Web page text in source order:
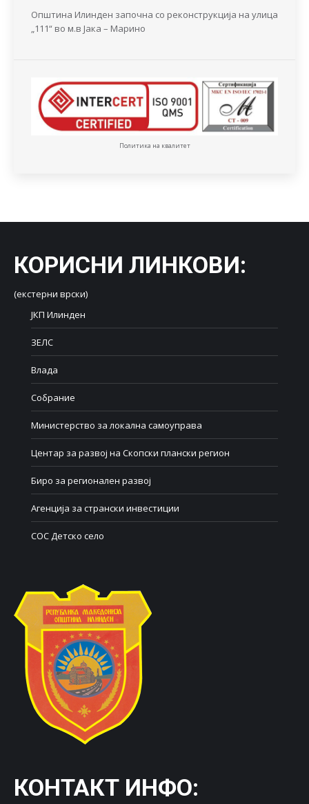
Општина Илинден започна со реконструкција на улица
„111“ во м.в Јака – Марино
Политика на квалитет
КОРИСНИ ЛИНКОВИ:
(екстерни врски)
ЈКП Илинден
ЗЕЛС
Влада
Собрание
Министерство за локална самоуправа
Центар за развој на Скопски плански регион
Биро за регионален развој
Агенција за странски инвестиции
СОС Детско село
КОНТАКТ ИНФО: